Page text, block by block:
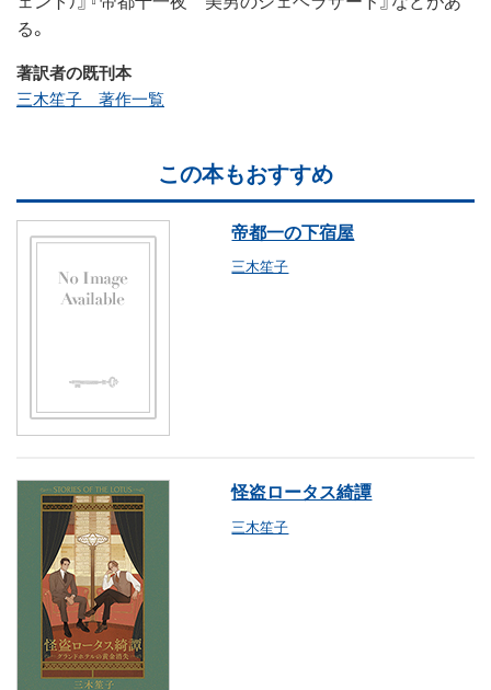
る。
著訳者の既刊本
三木笙子 著作一覧
この本もおすすめ
帝都一の下宿屋
三木笙子
怪盗ロータス綺譚
三木笙子